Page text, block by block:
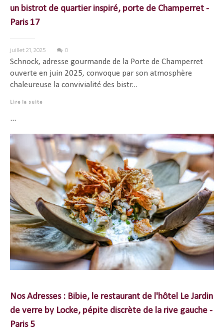
un bistrot de quartier inspiré, porte de Champerret -
Paris 17
juillet 21, 2025 0
Schnock, adresse gourmande de la Porte de Champerret
ouverte en juin 2025, convoque par son atmosphère
chaleureuse la convivialité des bistr...
Lire la suite
...
Nos Adresses : Bibie, le restaurant de l'hôtel Le Jardin
de verre by Locke, pépite discrète de la rive gauche -
Paris 5